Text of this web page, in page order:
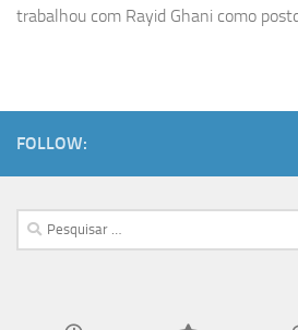
trabalhou com Rayid Ghani como
FOLLOW:
Pesquisar
por: